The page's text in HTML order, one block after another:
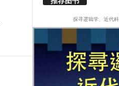
探寻逻辑学、近代